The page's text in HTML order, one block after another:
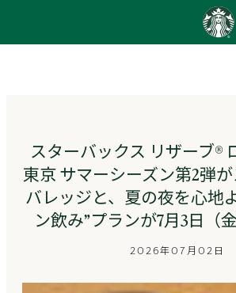
Go
ッ
ク
ス
ス
ト
ー
スターバックス リザーブ®
東京 サマーシーズン第2弾
バレッジと、夏の夜を心地
ン飲み”プランが7月3日（
2026年07月02日